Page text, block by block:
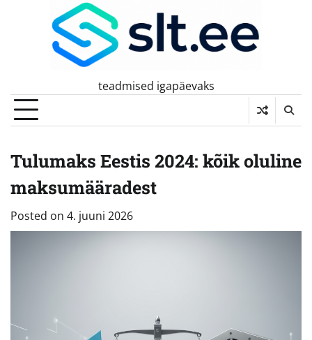
teadmised igapäevaks
Tulumaks Eestis 2024: kõik oluline
maksumääradest
Posted on 4. juuni 2026